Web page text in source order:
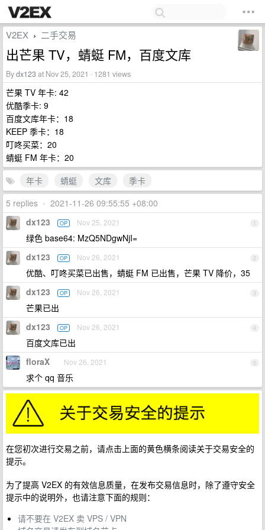
V2EX › 二手交易
出芒果 TV，蜻蜓 FM，百度文库
Bydx123at Nov 25, 2021 · 1281 views
芒果 TV 年卡: 42
优酷季卡: 9
百度文库年卡：18
KEEP 季卡：18
叮咚买菜：20
蜻蜓 FM 年卡：20
年卡
蜻蜓 文库
季卡
5 replies • 2021-11-26 09:55:55 +08:00
1
dx123 OP Nov 25, 2021
绿色 base64: MzQ5NDgwNjI=
2
dx123 OP Nov 26, 2021
优酷、叮咚买菜已出售，蜻蜓 FM 已出售，芒果 TV 降价，35
3
dx123 OP Nov 26, 2021
芒果已出
4
dx123 OP Nov 26, 2021
百度文库已出
5
floraX Nov 26, 2021
求个 qq 音乐
在您初次进行交易之前，请点击上面的黄色横条阅读关于交易安全的
提示。
为了提高 V2EX 的有效信息质量，在发布交易信息时，除了遵守安全
提示中的说明外，也请注意下面的规则：
请不要在 V2EX 卖 VPS / VPN